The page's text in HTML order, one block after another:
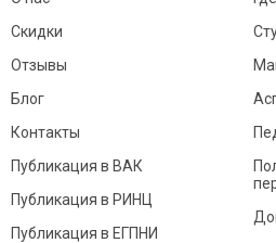
Скидки
Отзывы
Блог
Контакты
Публикация в ВАК
Публикация в РИНЦ
Публикация в ЕГПНИ